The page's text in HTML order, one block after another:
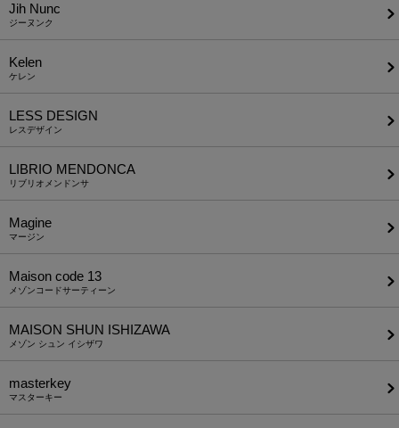
Jih Nunc
ジーヌンク
Kelen
ケレン
LESS DESIGN
レスデザイン
LIBRIO MENDONCA
リブリオメンドンサ
Magine
マージン
Maison code 13
メゾンコードサーティーン
MAISON SHUN ISHIZAWA
メゾン シュン イシザワ
masterkey
マスターキー